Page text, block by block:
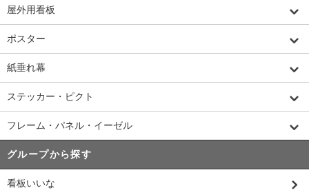
屋外用看板
ポスター
紙垂れ幕
ステッカー・ピクト
フレーム・パネル・イーゼル
グループから探す
看板いいな